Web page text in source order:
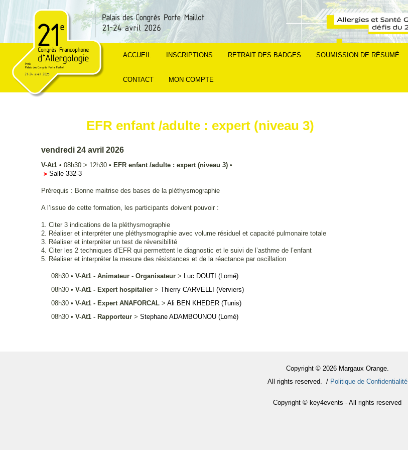
ACCUEIL INSCRIPTIONS RETRAIT DES BADGES SOUMISSION DE RÉSUMÉ
CONTACT MON COMPTE
EFR enfant /adulte : expert (niveau 3)
vendredi 24 avril 2026
V-At1 • 08h30 > 12h30 • EFR enfant /adulte : expert (niveau 3) •
Salle 332-3
Prérequis : Bonne maitrise des bases de la pléthysmographie
A l’issue de cette formation, les participants doivent pouvoir :
1. Citer 3 indications de la pléthysmographie
2. Réaliser et interpréter une pléthysmographie avec volume résiduel et capacité pulmonaire totale
3. Réaliser et interpréter un test de réversibilité
4. Citer les 2 techniques d'EFR qui permettent le diagnostic et le suivi de l’asthme de l’enfant
5. Réaliser et interpréter la mesure des résistances et de la réactance par oscillation
08h30 • V-At1 - Animateur - Organisateur > Luc DOUTI (Lomé)
08h30 • V-At1 - Expert hospitalier > Thierry CARVELLI
(Verviers)
08h30 • V-At1 - Expert ANAFORCAL > Ali BEN KHEDER (Tunis)
08h30 • V-At1 - Rapporteur > Stephane ADAMBOUNOU (Lomé)
Copyright © 2026 Margaux Orange.
All rights reserved. / Politique de Confidentialité
Copyright © key4events - All rights reserved